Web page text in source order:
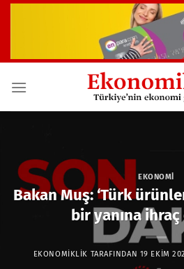
EKONOMI
Bakan Muş: ‘Türk
bir yanına
EKONOMIKLIK TARAFINDAN 19 EKIM